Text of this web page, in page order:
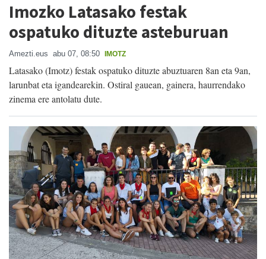
Imozko Latasako festak
ospatuko dituzte asteburuan
Amezti.eus abu 07, 08:50 IMOTZ
Latasako (Imotz) festak ospatuko dituzte abuztuaren 8an eta 9an,
larunbat eta igandearekin. Ostiral gauean, gainera, haurrendako
zinema ere antolatu dute.